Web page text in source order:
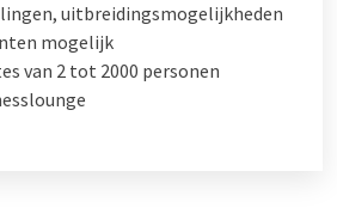
uitbreidingsmogelijkheden
mogelijk
van 2 tot 2000 personen